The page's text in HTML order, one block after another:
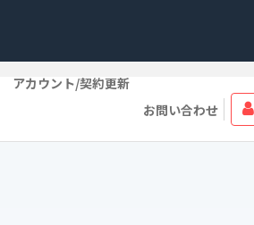
アカウント/契約更新
お問い合わせ